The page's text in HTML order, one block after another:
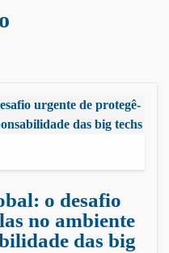
o desafio
no ambiente
das big